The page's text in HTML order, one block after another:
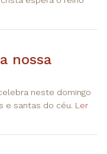
nossa
neste domingo
e santas do céu. Ler